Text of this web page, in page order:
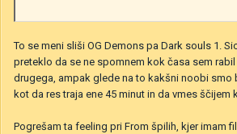
To se meni sliši OG Demons pa Dark souls 1.
preteklo da se ne spomnem kok časa sem
drugega, ampak glede na to kakšni noobi smo
kot da res traja ene 45 minut in da vmes ščijem
Pogrešam ta feeling pri From špilih, kjer imam